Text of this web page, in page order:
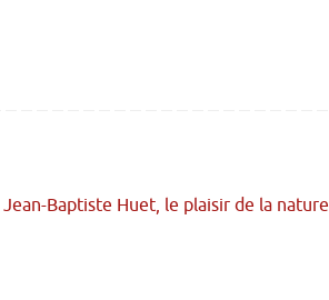
Jean-Baptiste Huet, le plaisir de la nature